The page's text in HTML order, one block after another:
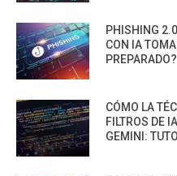
PHISHING
CON IA
PREPARADO?
CÓMO LA
FILTROS DE
GEMINI: